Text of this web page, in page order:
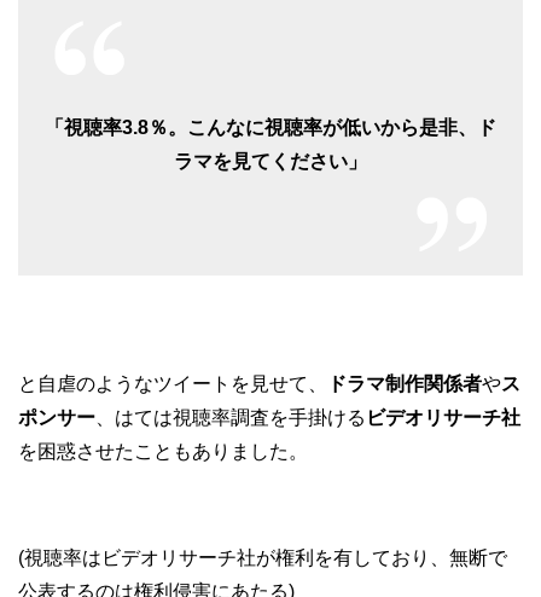
「視聴率3.8％。こんなに視聴率が低いから是非、ド
ラマを見てください」
と自虐のようなツイートを見せて、 ドラマ制作関係者やス
ポンサー 、はては視聴率調査を手掛ける ビデオリサーチ社
を困惑させたこともありました。
(視聴率はビデオリサーチ社が権利を有しており、無断で
公表するのは権利侵害にあたる)